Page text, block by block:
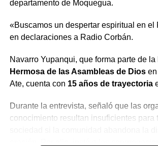
departamento de Moquegua.
«Buscamos un despertar espiritual en el
en declaraciones a Radio Corbán.
Navarro Yupanqui, que forma parte de la
Hermosa de las Asambleas de Diosen
Ate, cuenta con 15 años de trayectoria
Durante la entrevista, señaló que las
conocimiento resultan insuficientes para